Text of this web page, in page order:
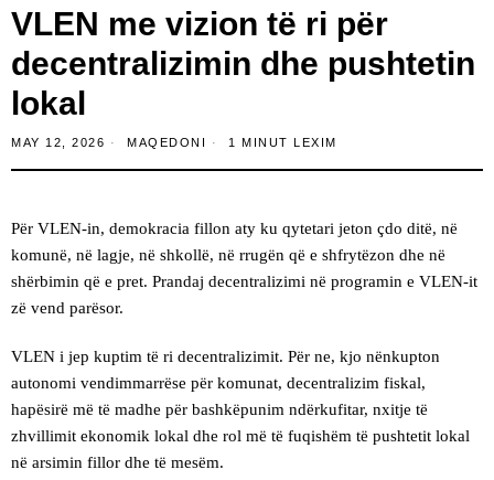
VLEN me vizion të ri për
decentralizimin dhe pushtetin
lokal
MAY 12, 2026 MAQEDONI 1 MINUT LEXIM
Për VLEN-in, demokracia fillon aty ku qytetari jeton çdo ditë, në
komunë, në lagje, në shkollë, në rrugën që e shfrytëzon dhe në
shërbimin që e pret. Prandaj decentralizimi në programin e VLEN-it
zë vend parësor.
VLEN i jep kuptim të ri decentralizimit. Për ne, kjo nënkupton
autonomi vendimmarrëse për komunat, decentralizim fiskal,
hapësirë më të madhe për bashkëpunim ndërkufitar, nxitje të
zhvillimit ekonomik lokal dhe rol më të fuqishëm të pushtetit lokal
në arsimin fillor dhe të mesëm.